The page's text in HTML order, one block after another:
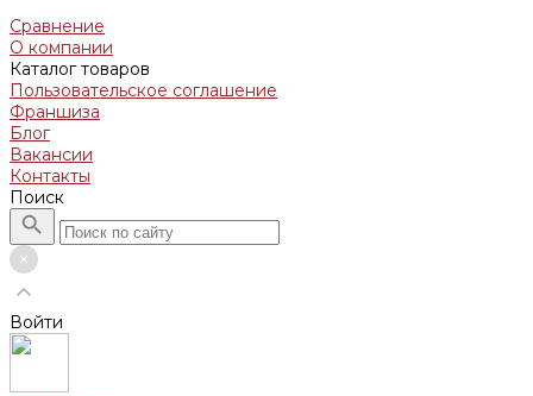
Сравнение
О компании
Каталог товаров
Пользовательское соглашение
Франшиза
Блог
Вакансии
Контакты
Поиск
Войти